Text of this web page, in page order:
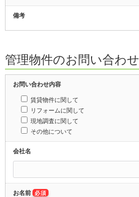
備考
管理物件のお問い合わせ
お問い合わせ内容
賃貸物件に関して
リフォームに関して
現地調査に関して
その他について
会社名
お名前 必須